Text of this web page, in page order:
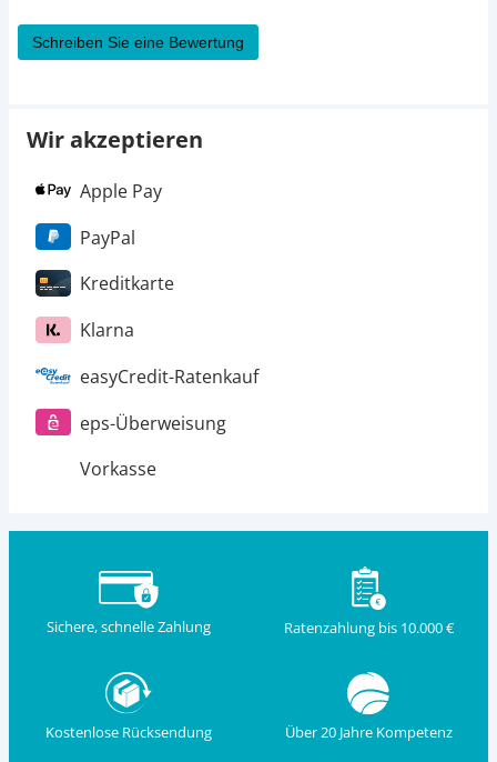
Schreiben Sie eine Bewertung
Wir akzeptieren
Apple Pay
PayPal
Kreditkarte
Klarna
easyCredit-Ratenkauf
eps-Überweisung
Vorkasse
Sichere, schnelle Zahlung Ratenzahlung bis 10.000 €
Kostenlose Rücksendung Über 20 Jahre Kompetenz